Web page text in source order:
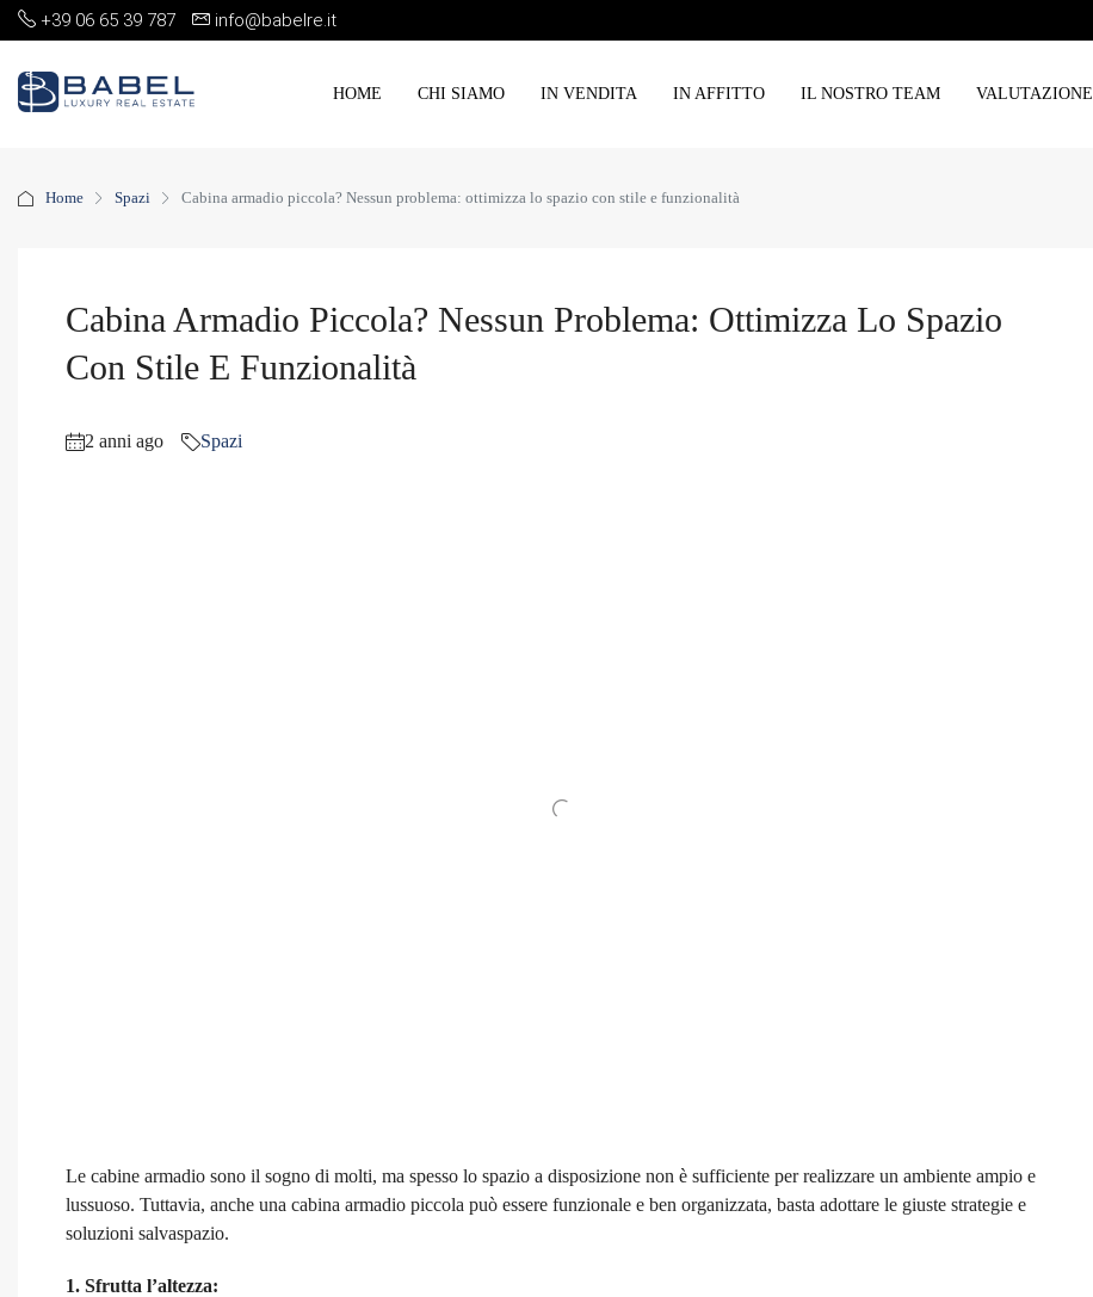
+39 06 65 39 787 info@babelre.it
HOME CHI SIAMO IN VENDITA IN AFFITTO IL NOSTRO TEAM VALUTAZIONE
Home Spazi Cabina armadio piccola? Nessun problema: ottimizza lo spazio con stile e funzionalità
Cabina Armadio Piccola? Nessun Problema: Ottimizza Lo Spazio
Con Stile E Funzionalità
2 anni ago Spazi
Le cabine armadio sono il sogno di molti, ma spesso lo spazio a disposizione non è sufficiente per realizzare un ambiente ampio e
lussuoso. Tuttavia, anche una cabina armadio piccola può essere funzionale e ben organizzata, basta adottare le giuste strategie e
soluzioni salvaspazio.
1. Sfrutta l’altezza: